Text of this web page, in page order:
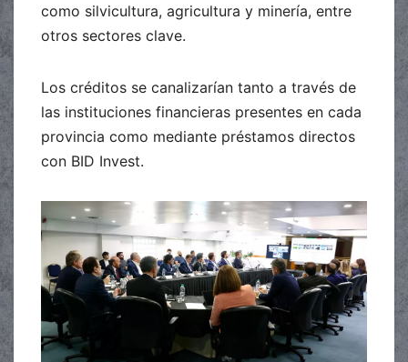
como silvicultura, agricultura y minería, entre
otros sectores clave.
Los créditos se canalizarían tanto a través de
las instituciones financieras presentes en cada
provincia como mediante préstamos directos
con BID Invest.